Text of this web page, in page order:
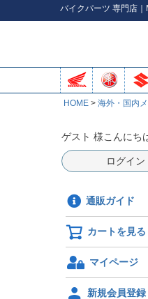
バイクパーツ 専門店｜
HOME 海外・国内
ゲスト 様こんにち
ログイン
通販ガイド
カートを見る
マイページ
新規会員登録